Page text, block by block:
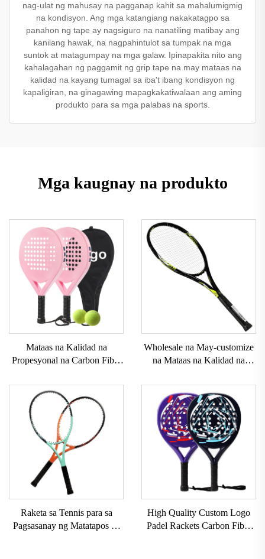
nag-ulat ng mahusay na pagganap kahit sa mahalumigmig
na kondisyon. Ang mga katangiang nakakatagpo sa
panahon ng tape ay nagsiguro na nanatiling matibay ang
kanilang hawak, na nagpahintulot sa tumpak na mga
suntok at matagumpay na mga galaw. Ipinapakita nito ang
kahalagahan ng paggamit ng grip tape na may mataas na
kalidad na kayang tumagal sa iba't ibang kondisyon ng
kapaligiran, na ginagawing mapagkakatiwalaan ang aming
produkto para sa mga palabas na sports.
Mga kaugnay na produkto
Mataas na Kalidad na
Propesyonal na Carbon Fiber
Maaaring I-customize na
Panlabas na Sports Beach
Tennis Racket na may Nylon
Net EVA Grip
Wholesale na May-customize
na Mataas na Kalidad na
Aluminum para sa Pag-
training sa Beach na may
EVA Grip, Nylon at Fiber Net
Raketa sa Tennis para sa
Pagsasanay ng Matatapos na
High Quality Custom Logo
Padel Rackets Carbon Fiber